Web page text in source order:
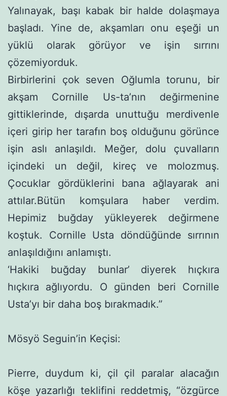
Yalınayak, başı kabak bir halde dolaşmaya
başladı. Yine de, akşamları onu eşeği un
yüklü olarak görüyor ve işin sırrını
çözemiyorduk.
Birbirlerini çok seven Oğlumla torunu, bir
akşam Cornille Us-ta’nın değirmenine
gittiklerinde, dışarda unuttuğu merdivenle
içeri girip her tarafın boş olduğunu görünce
işin aslı anlaşıldı. Meğer, dolu çuvalların
içindeki un değil, kireç ve molozmuş.
Çocuklar gördüklerini bana ağlayarak ani
attılar.Bütün komşulara haber verdim.
Hepimiz buğ­day yükleyerek değirmene
koştuk. Cornille Usta döndüğünde sırrının
anlaşıldığını anlamıştı.
‘Hakiki buğday bunlar’ diyerek hıçkıra
hıçkıra ağlıyordu. O günden beri Cornille
Usta’yı bir daha boş bırakmadık.”
Mösyö Seguin’in Keçisi:
Pierre, duydum ki, çil çil paralar alacağın
köşe yazarlığı tek­lifini reddetmiş, “özgürce